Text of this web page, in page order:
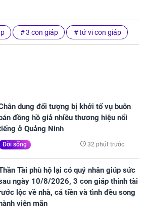
3 con giáp tử vi con giáp
dung đối tượng bị khởi tố vụ buôn
bán đồng hồ giả nhiều thương hiệu nổi
ở Quảng Ninh
Đời sống 32 phút trước
Tài phù hộ lại có quý nhân giúp sức
ngày 10/8/2026, 3 con giáp thỉnh tài
lộc về nhà, cả tiền và tình đều song
viên mãn